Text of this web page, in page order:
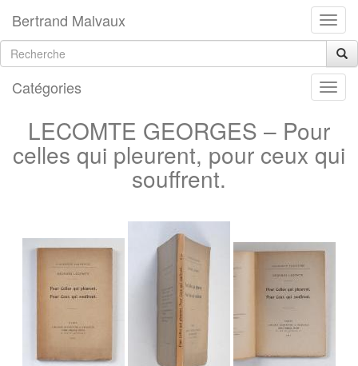
Bertrand Malvaux
Catégories
LECOMTE GEORGES – Pour
celles qui pleurent, pour ceux qui
souffrent.